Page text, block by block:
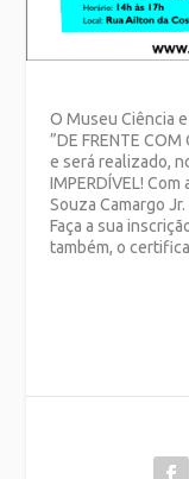
O Museu Ciência
”DE FRENTE COM
e será realizado,
IMPERDÍVEL!
Souza Camargo Jr.
Faça a sua
também, o